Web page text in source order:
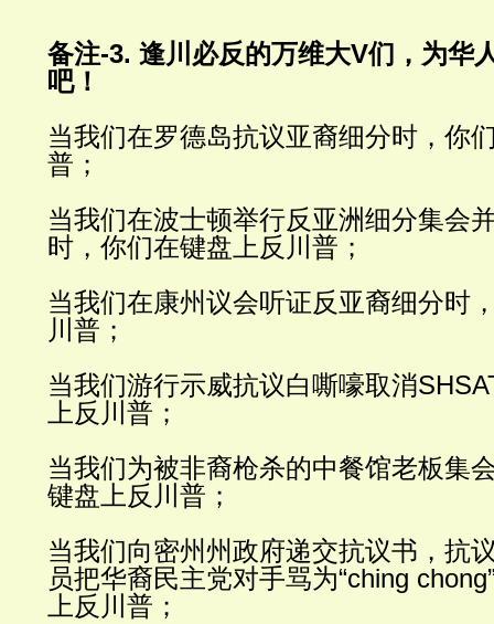
备注-3. 逢川必反的万维大V们 ，为华
吧！
当我们在罗德岛抗议亚裔细分时，你
普；
当我们在波士顿举行反亚洲细分集会
时，你们在键盘上反川普；
当我们在康州议会听证反亚裔细分时
川普；
当我们游行示威抗议白嘶嚎取消
上反川普；
当我们为被非裔枪杀的中餐馆老板集
键盘上反川普；
当我们向密州州政府递交抗议书，抗
员把华裔民主党对手骂为“ching
上反川普；